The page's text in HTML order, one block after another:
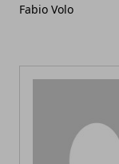
Fabio Volo